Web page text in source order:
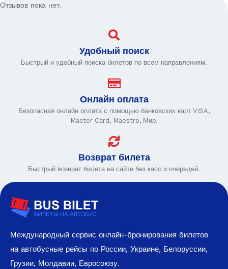
Отзывов пока нет.
Удобный поиск
Быстрый и удобный поиска билетов по всем направлениям.
Онлайн оплата
Безопасная онлайн оплата с помощью банковских карт VISA,
Master Card, Maestro, Мир.
Возврат билета
Быстрый возврат билета на сайте без касс и очередей.
Международный сервис онлайн-бронирования билетов
на автобусные рейсы по России, Украине, Белоруссии,
Грузии, Молдавии, Евросоюзу.